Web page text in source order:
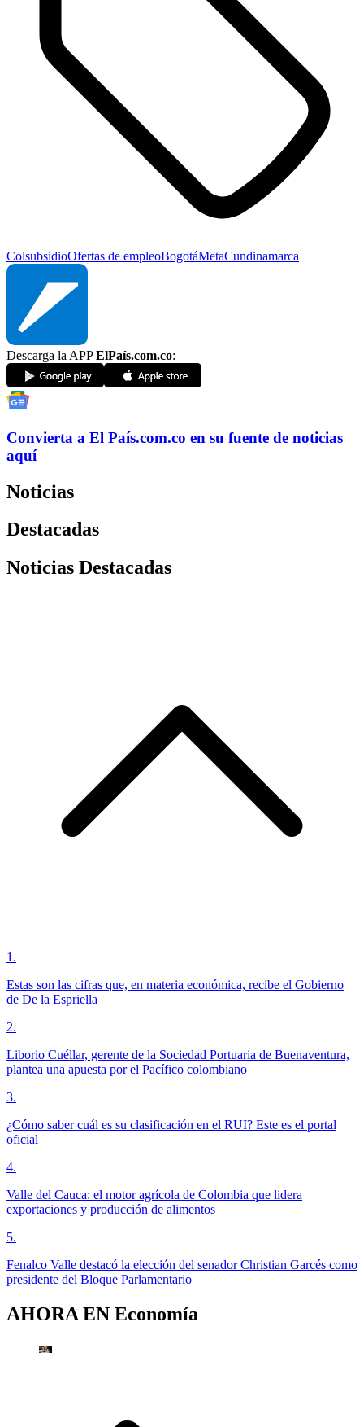
ColsubsidioOfertas de empleoBogotáMetaCundinamarca
Descarga la APPElPaís.com.co:
Convierta a El País.com.co en su fuente de noticias
aquí
Noticias
Destacadas
Noticias Destacadas
1 .
Estas son las cifras que, en materia económica, recibe el Gobierno
de De la Espriella
2.
Liborio Cuéllar, gerente de la Sociedad Portuaria de Buenaventura,
plantea una apuesta por el Pacífico colombiano
3.
¿Cómo saber cuál es su clasificación en el RUI? Este es el portal
oficial
4.
Valle del Cauca: el motor agrícola de Colombia que lidera
exportaciones y producción de alimentos
5.
Fenalco Valle destacó la elección del senador Christian Garcés como
presidente del Bloque Parlamentario
AHORA EN Economía